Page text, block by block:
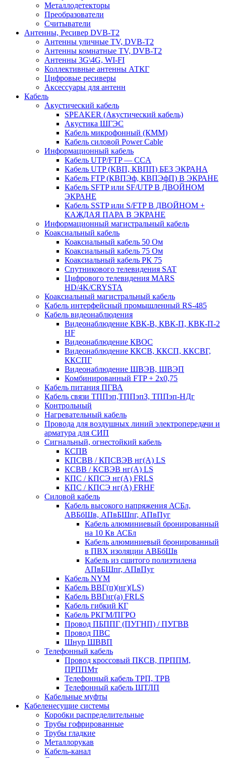
Металлодетекторы
Преобразователи
Считыватели
Антенны, Ресивер DVB-T2
Антенны уличные TV, DVB-T2
Антенны комнатные TV, DVB-T2
Антенны 3G\4G, WI-FI
Коллективные антенны АТКГ
Цифровые ресиверы
Аксессуары для антенн
Кабель
Акустический кабель
SPEAKER (Акустический кабель)
Акустика ШГЭС
Кабель микрофонный (КММ)
Кабель силовой Power Cable
Информационный кабель
Кабель UTP/FTP — CCA
Кабель UTP (КВП, КВПП) БЕЗ ЭКРАНА
Кабель FTP (КВПЭф, КВПЭфП) В ЭКРАНЕ
Кабель SFTP или SF/UTP В ДВОЙНОМ
ЭКРАНЕ
Кабель SSTP или S/FTP В ДВОЙНОМ +
КАЖДАЯ ПАРА В ЭКРАНЕ
Информационный магистральный кабель
Коаксиальный кабель
Коаксиальный кабель 50 Ом
Коаксиальный кабель 75 Ом
Коаксиальный кабель РК 75
Спутникового телевидения SAT
Цифрового телевидения MARS
HD/4K/CRYSTA
Коаксиальный магистральный кабель
Кабель интерфейсный промышленный RS-485
Кабель видеонаблюдения
Видеонаблюдение КВК-В, КВК-П, КВК-П-2
HF
Видеонаблюдение КВОС
Видеонаблюдение ККСВ, ККСП, ККСВГ,
ККСПГ
Видеонаблюдение ШВЭВ, ШВЭП
Комбинированный FTP + 2х0,75
Кабель питания ПГВА
Кабель связи ТППэп,ТППэпЗ, ТППэп-НДг
Контрольный
Нагревательный кабель
Провода для воздушных линий электропередачи и
арматура для СИП
Сигнальный, огнестойкий кабель
КСПВ
КПСВВ / КПСВЭВ нг(А) LS
КСВВ / КСВЭВ нг(А) LS
КПС / КПСЭ нг(А) FRLS
КПС / КПСЭ нг(А) FRHF
Силовой кабель
Кабель высокого напряжения АСБл,
АВБбШв, АПвБШпг, АПвПуг
Кабель алюминиевый бронированный
на 10 Кв АСБл
Кабель алюминиевый бронированный
в ПВХ изоляции АВБбШв
Кабель из сшитого полиэтилена
АПвБШпг, АПвПуг
Кабель NYM
Кабель ВВГ(п)(нг)(LS)
Кабель ВВГнг(а) FRLS
Кабель гибкий КГ
Кабель РКГМ/ПГРО
Провод ПБППГ (ПУГНП) / ПУГВВ
Провод ПВС
Шнур ШВВП
Телефонный кабель
Провод кроссовый ПКСВ, ПРППМ,
ПРППМт
Телефонный кабель ТРП, ТРВ
Телефонный кабель ШТЛП
Кабельные муфты
Кабеленесущие системы
Коробки распределительные
Трубы гофрированные
Трубы гладкие
Металлорукав
Кабель-канал